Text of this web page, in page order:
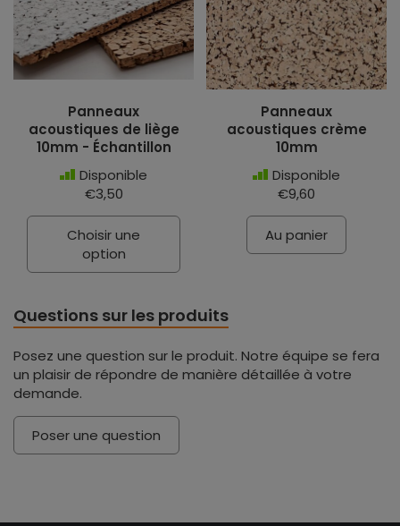
Panneaux
acoustiques de liège
10mm - Échantillon
Disponible
€3,50
Choisir une
option
Panneaux
acoustiques crème
10mm
Disponible
€9,60
Au panier
Questions sur les produits
Posez une question sur le produit. Notre équipe se fera
un plaisir de répondre de manière détaillée à votre
demande.
Poser une question